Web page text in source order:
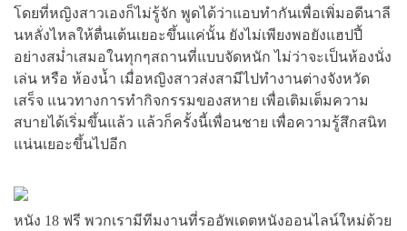
โดยที่หญิงสาวเองก็ไม่รู้จัก พูดได้ว่าแอบทำกันเพื่อเพิ่มอดีนาลี
นหลั่งไหลให้ตื่นเต้นเยอะขึ้นแค่นั้น ยังไม่เพียงพอยังแฮปปี้
อย่างสม่ำเสมอในทุกๆสถานที่แบบจัดหนัก ไม่ว่าจะเป็นห้องนั่ง
เล่น หรือ ห้องน้ำ เมื่อหญิงสาวส่งสามีไปทำงานต่างจังหวัด
เสร็จ แนวทางการทำกิจกรรมของสหาย เพื่อเติมเต็มความ
สบายได้เริ่มขึ้นแล้ว แล้วก็ครั้งนี้เพื่อนชาย เพื่อความรู้สึกสนิท
แน่นเยอะขึ้นไปอีก
หนัง 18 ฟรี พวกเรามีทีมงานที่รออัพเดตหนังออนไลน์ใหม่ด้วย